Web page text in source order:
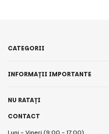
CONTACT
CATEGORII
INFORMAȚII IMPORTANTE
NU RATAȚI